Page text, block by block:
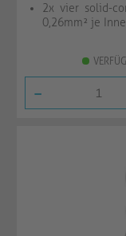
2x vier solid-
0,26mm² je
-